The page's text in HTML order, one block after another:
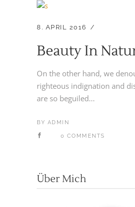
8. APRIL 2016
Beauty In
On the other hand, we
righteous indignation and
are so beguiled...
BY ADMIN
0 COMMENTS
Über Mich